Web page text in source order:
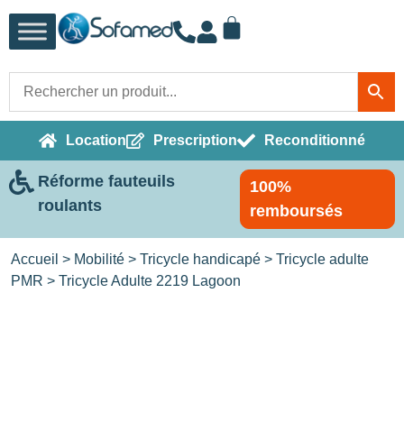
Location Prescription Reconditionné
Réforme fauteuils
roulants
100%
remboursés
Accueil > Mobilité > Tricycle handicapé > Tricycle adulte
PMR > Tricycle Adulte 2219 Lagoon